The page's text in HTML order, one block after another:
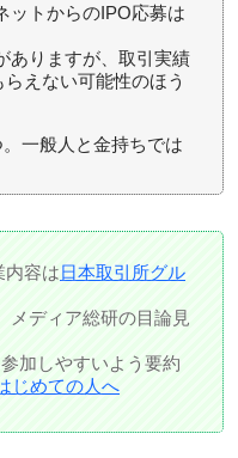
ットからのIPO応募は
ありますが、取引実績
えない可能性のほう
一般人と金持ちでは
内容は日本取引所グル
メディア総研の目論見
加しやすいよう要約
じめての人へ